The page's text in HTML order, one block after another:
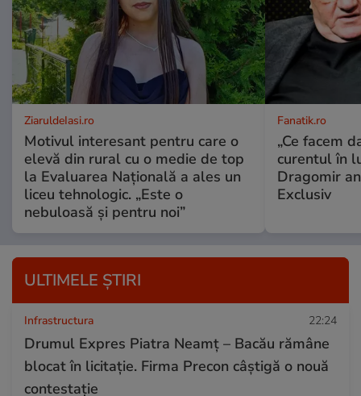
ZiaruldeIasi.ro
Motivul interesant pentru care o
elevă din rural cu o medie de top
la Evaluarea Națională a ales un
liceu tehnologic. „Este o
nebuloasă și pentru noi”
Fanatik.ro
„Ce facem
curentul în
Dragomir
Exclusiv
ULTIMELE ȘTIRI
Infrastructura 22:24
Drumul Expres Piatra Neamț – Bacău rămâne
blocat în licitație. Firma Precon câștigă o nouă
contestație